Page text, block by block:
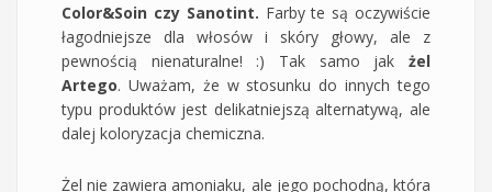
Color&Soin czy Sanotint. Farby te są oczywiście
łagodniejsze dla włosów i skóry głowy, ale z
pewnością nienaturalne! :) Tak samo jak żel
Artego. Uważam, że w stosunku do innych tego
typu produktów jest delikatniejszą alternatywą, ale
dalej koloryzacja chemiczna.
Żel nie zawiera amoniaku, ale jego pochodną, która